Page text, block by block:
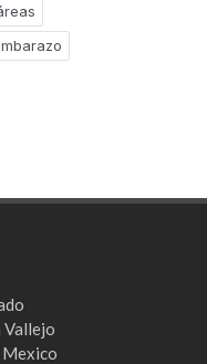
Vallejo
Mexico